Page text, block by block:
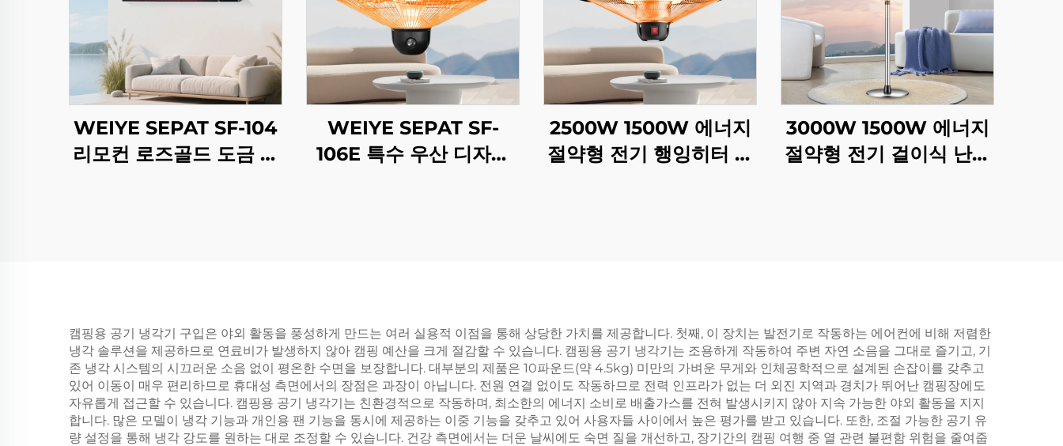
WEIYE SEPAT SF-104
리모컨 로즈골드 도금 할
WEIYE SEPAT SF-
106E 특수 우산 디자인
2500W 1500W 에너지
절약형 전기 행잉히터 탄
3000W 1500W 에너지
절약형 전기 걸이식 난로
캠핑용 공기 냉각기 구입은 야외 활동을 풍성하게 만드는 여러 실용적 이점을 통해 상당한 가치를 제공합니다. 첫째, 이 장치는 발전기로 작동하는 에어컨에 비해 저렴한
냉각 솔루션을 제공하므로 연료비가 발생하지 않아 캠핑 예산을 크게 절감할 수 있습니다. 캠핑용 공기 냉각기는 조용하게 작동하여 주변 자연 소음을 그대로 즐기고, 기
존 냉각 시스템의 시끄러운 소음 없이 평온한 수면을 보장합니다. 대부분의 제품은 10파운드(약 4.5kg) 미만의 가벼운 무게와 인체공학적으로 설계된 손잡이를 갖추고
있어 이동이 매우 편리하므로 휴대성 측면에서의 장점은 과장이 아닙니다. 전원 연결 없이도 작동하므로 전력 인프라가 없는 더 외진 지역과 경치가 뛰어난 캠핑장에도
자유롭게 접근할 수 있습니다. 캠핑용 공기 냉각기는 친환경적으로 작동하며, 최소한의 에너지 소비로 배출가스를 전혀 발생시키지 않아 지속 가능한 야외 활동을 지지
합니다. 많은 모델이 냉각 기능과 개인용 팬 기능을 동시에 제공하는 이중 기능을 갖추고 있어 사용자들 사이에서 높은 평가를 받고 있습니다. 또한, 조절 가능한 공기 유
량 설정을 통해 냉각 강도를 원하는 대로 조정할 수 있습니다. 건강 측면에서는 더운 날씨에도 숙면 질을 개선하고, 장기간의 캠핑 여행 중 열 관련 불편함 위험을 줄여줍